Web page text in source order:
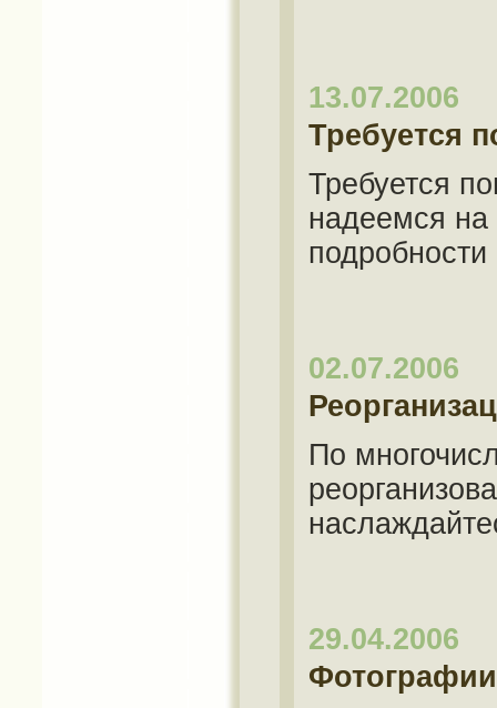
13.07.2006
Требуется
Требуется
надеемся на
02.07.2006
По
29.04.2006